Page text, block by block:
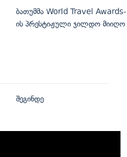
ბათუმმა World Travel Awards-
ის პრესტიჟული ჯილდო მიიღო
შეგინდე